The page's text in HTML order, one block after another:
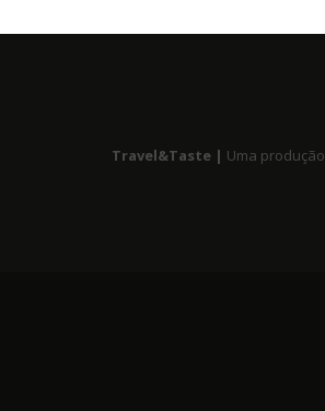
Travel&Taste | Uma produção